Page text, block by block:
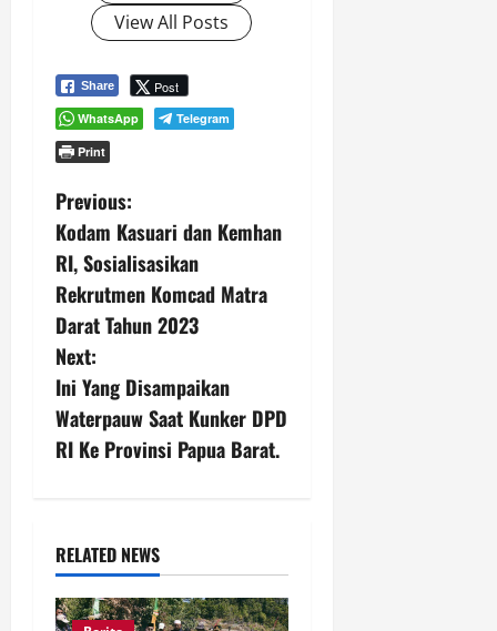
View All Posts
Share Post
WhatsApp
Telegram
Print
P
o
s
t
n
a
g
Previous:
Kodam Kasuari dan Kemhan
RI, Sosialisasikan
Rekrutmen Komcad Matra
Darat Tahun 2023
Next:
Ini Yang Disampaikan
Waterpauw Saat Kunker DPD
RI Ke Provinsi Papua Barat.
RELATED NEWS